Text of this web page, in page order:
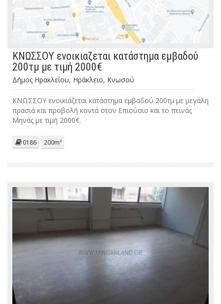
ΚΝΩΣΣΟΥ ενοικιαζεται κατάστημα εμβαδού
200τμ με τιμή 2000€
Δήμος Ηρακλείου, Ηράκλειο, Κνωσού
ΚΝΩΣΣΟΥ ενοικιάζεται κατάστημα εμβαδού 200τμ με μεγάλη
πρασιά και προβολή κοντά στον Επιούσιο και το πεινάς
Μηνάς με τιμή 2000€.
0186 200m²